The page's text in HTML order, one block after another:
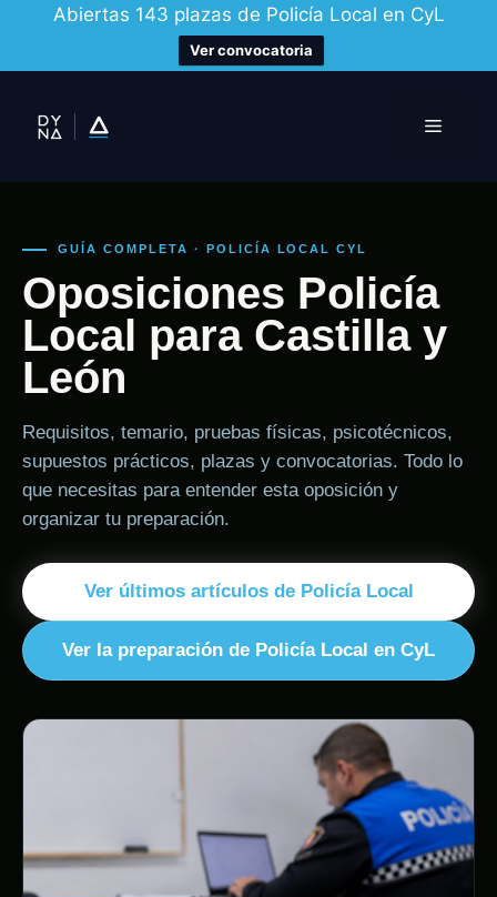
Abiertas 143 plazas de Policía Local en CyL
Ver convocatoria
contenido
Menú
GUÍA COMPLETA · POLICÍA LOCAL CYL
Oposiciones Policía
Local para Castilla y
León
Requisitos, temario, pruebas físicas, psicotécnicos,
supuestos prácticos, plazas y convocatorias. Todo lo
que necesitas para entender esta oposición y
organizar tu preparación.
Ver últimos artículos de Policía Local
Ver la preparación de Policía Local en CyL